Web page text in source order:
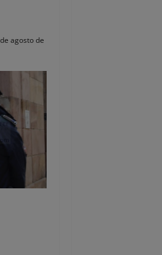
agosto de